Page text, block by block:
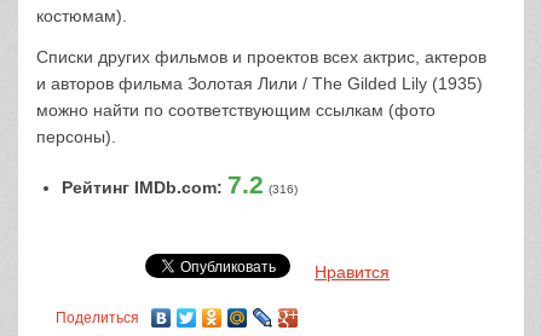
костюмам).
Списки других фильмов и проектов всех актрис, актеров
и авторов фильма Золотая Лили / The Gilded Lily (1935)
можно найти по соответствующим ссылкам (фото
персоны).
Рейтинг IMDb.com: 7.2 (316)
Нравится
Поделиться